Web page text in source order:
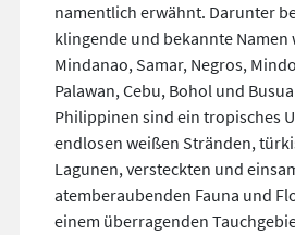
namentlich erwähnt. Darunter
klingende und bekannte Namen
Mindanao, Samar, Negros,
Palawan, Cebu, Bohol und
Philippinen sind ein tropisches
endlosen weißen Stränden,
Lagunen, versteckten und
atemberaubenden Fauna und
einem überragenden